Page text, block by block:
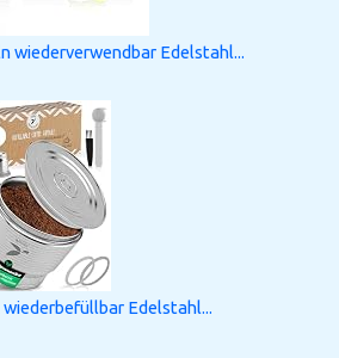
wiederverwendbar Edelstahl...
Edelstahl...